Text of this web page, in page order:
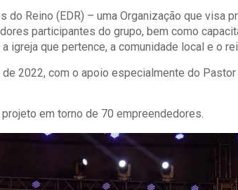
do Reino (EDR) – uma Organização que visa
participantes do grupo, bem como
igreja que pertence, a comunidade local e o
2022, com o apoio especialmente do
em torno de 70 empreendedores.